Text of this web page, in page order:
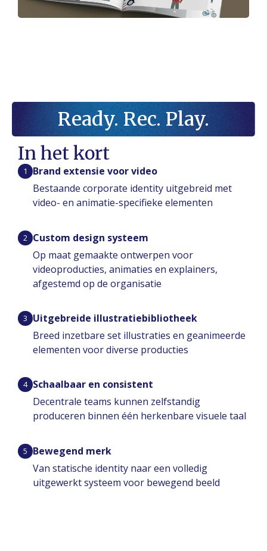
Ready. Rec. Play.
In het kort
1
Brand extensie voor video
Bestaande corporate identity uitgebreid met
video- en animatie-specifieke elementen
2 Custom design systeem
Op maat gemaakte ontwerpen voor
videoproducties, animaties en explainers,
afgestemd op de organisatie
3
Uitgebreide illustratiebibliotheek
Breed inzetbare set illustraties en geanimeerde
elementen voor diverse producties
4 Schaalbaar en consistent
Decentrale teams kunnen zelfstandig
produceren binnen één herkenbare visuele taal
5
Bewegend merk
Van statische identity naar een volledig
uitgewerkt systeem voor bewegend beeld